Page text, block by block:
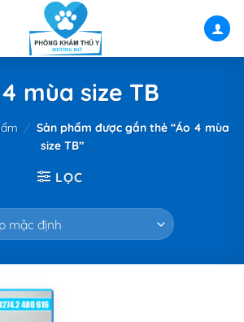
mùa size TB
/ Sản phẩm được gắn thẻ “Áo 4 mùa
size TB”
LỌC